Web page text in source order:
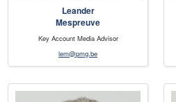
Leander
Mespreuve
Key Account Media Advisor
lem@pmg.be